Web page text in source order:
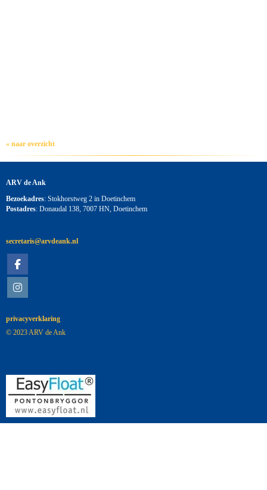
« naar overzicht
ARV de Ank
Bezoekadres: Stokhorstweg 2 in Doetinchem
Postadres: Donaudal 138, 7007 HN, Doetinchem
siraterces@arvdeank.nl
privacyverklaring
© 2023 ARV de Ank